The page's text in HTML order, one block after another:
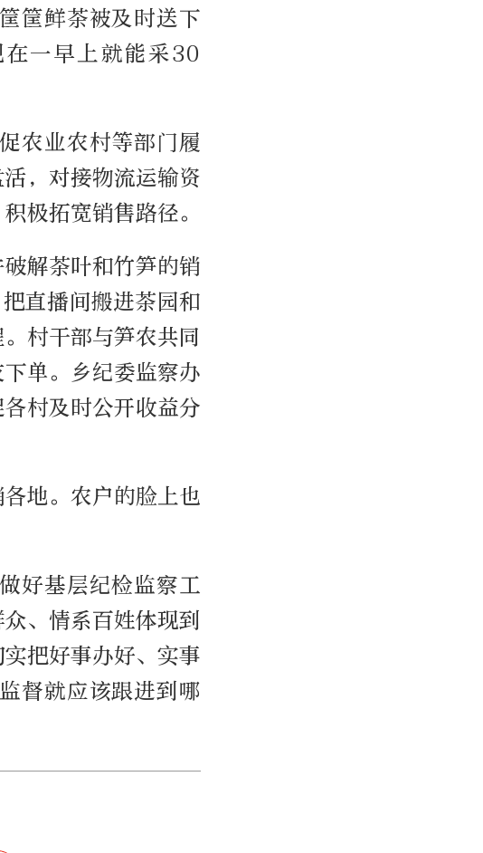
筐鲜茶被及时送下
一早上就能采30
农业农村等部门履
，对接物流运输资
极拓宽销售路径。
解茶叶和竹笋的销
直播间搬进茶园和
村干部与笋农共同
单。乡纪委监察办
村及时公开收益分
地。农户的脸上也
好基层纪检监察工
、情系百姓体现到
把好事办好、实事
督就应该跟进到哪